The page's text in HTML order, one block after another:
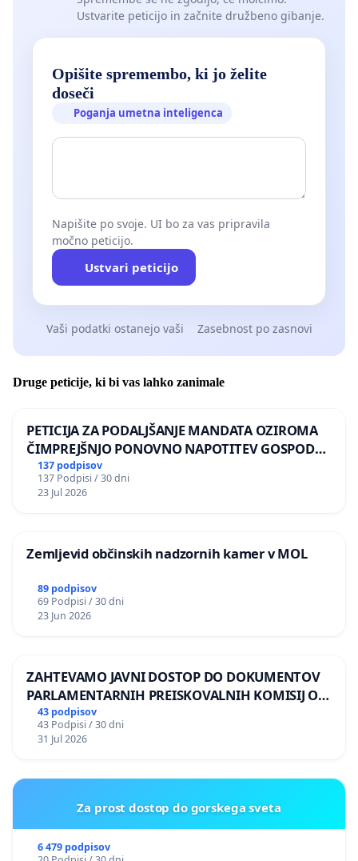
Ustvarite peticijo in začnite družbeno gibanje.
Opišite spremembo, ki jo želite
doseči
Poganja umetna inteligenca
Napišite po svoje. UI bo za vas pripravila
močno peticijo.
Ustvari peticijo
Vaši podatki ostanejo vaši Zasebnost po zasnovi
Druge peticije, ki bi vas lahko zanimale
PETICIJA ZA PODALJŠANJE MANDATA OZIROMA
ČIMPREJŠNJO PONOVNO NAPOTITEV GOSPODA
BERNARDA ŠRAJNERJA NA VELEPOSLANIŠTVO
REPUBLIKE SLOVENIJE V MOSKVI
137 podpisov
137 Podpisi / 30 dni
23 Jul 2026
Zemljevid občinskih nadzornih kamer v MOL
89 podpisov
69 Podpisi / 30 dni
23 Jun 2026
ZAHTEVAMO JAVNI DOSTOP DO DOKUMENTOV
PARLAMENTARNIH PREISKOVALNIH KOMISIJ O
ILEGALNI TRGOVINI Z OROŽJEM
43 podpisov
43 Podpisi / 30 dni
31 Jul 2026
Za prost dostop do gorskega sveta
6 479 podpisov